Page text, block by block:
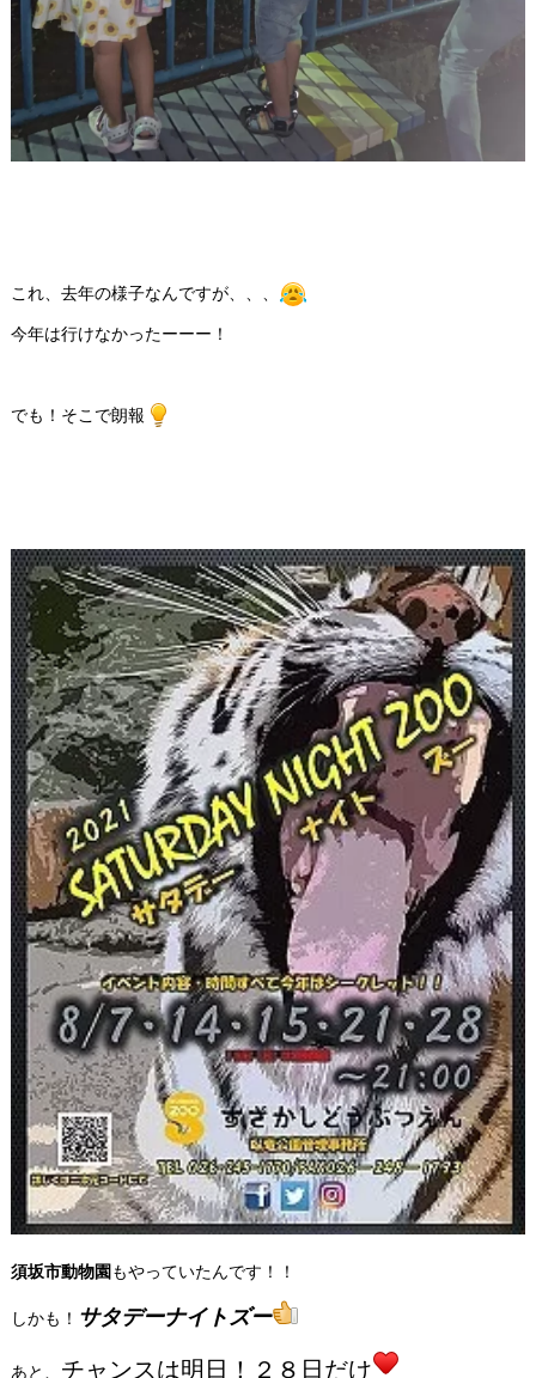
これ、去年の様子なんですが、、、
今年は行けなかったーーー！
でも！そこで朗報
須坂市動物園もやっていたんです！！
しかも！ サタデーナイトズー